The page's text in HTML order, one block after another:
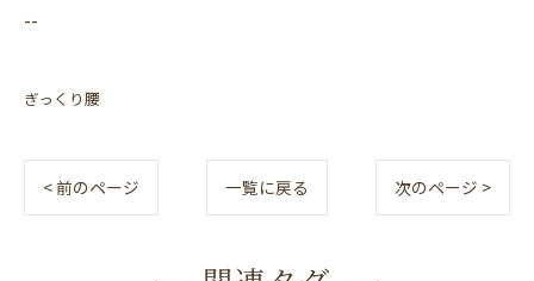
--
ぎっくり腰
< 前のページ 一覧に戻る 次のページ >